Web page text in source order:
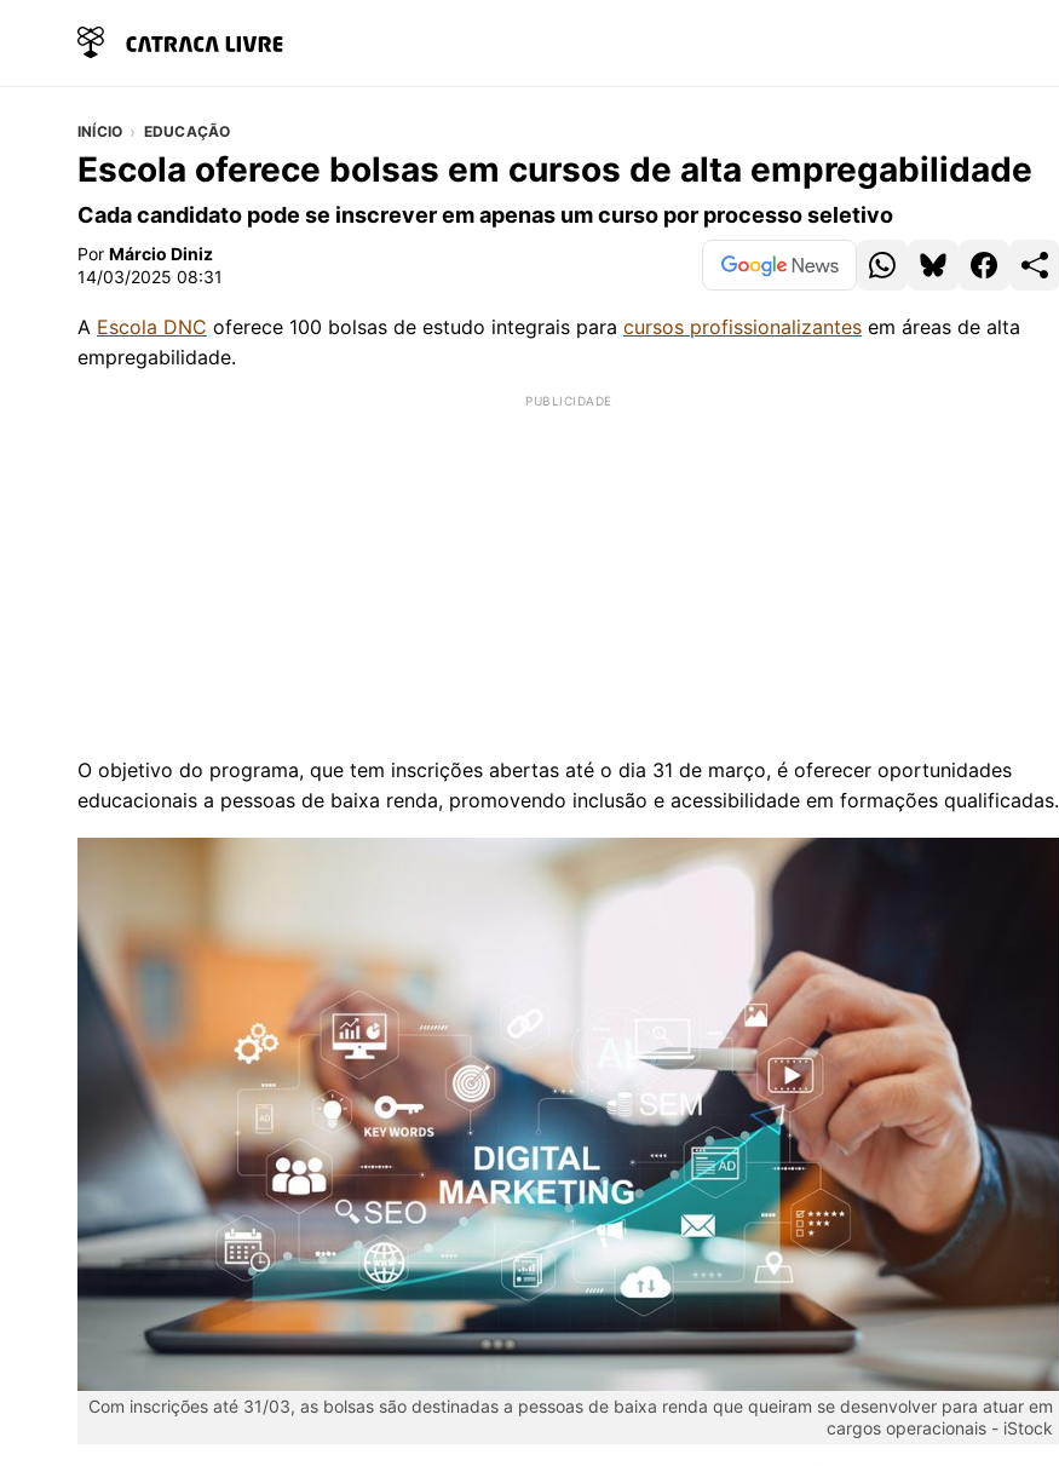
INÍCIO EDUCAÇÃO
Escola oferece bolsas em cursos de alta empregabilidade
Cada candidato pode se inscrever em apenas um curso por processo seletivo
Por Márcio Diniz
14/03/2025 08:31
A Escola DNC oferece 100 bolsas de estudo integrais para cursos profissionalizantes em áreas de alta
empregabilidade.
O objetivo do programa, que tem inscrições abertas até o dia 31 de março, é oferecer oportunidades
educacionais a pessoas de baixa renda, promovendo inclusão e acessibilidade em formações qualificadas.
Com inscrições até 31/03, as bolsas são destinadas a pessoas de baixa renda que queiram se desenvolver para atuar em
cargos operacionais - iStock